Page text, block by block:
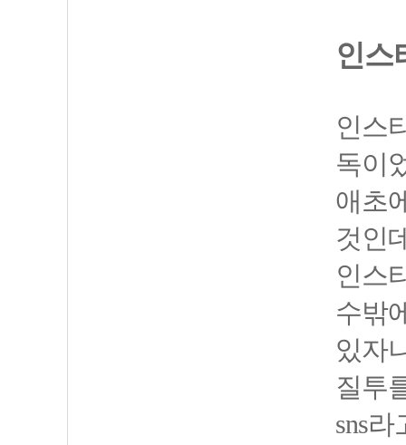
인스
인스
독이
애초
것인
인스
수밖
있자
질투
sns